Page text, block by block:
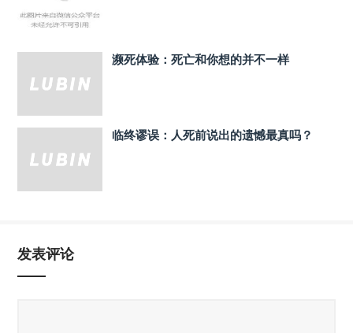
濒死体验：死亡和你想的并不一样
临终谬误：人死前说出的遗憾最真吗？
发表评论